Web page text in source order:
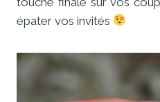
épater vos invités